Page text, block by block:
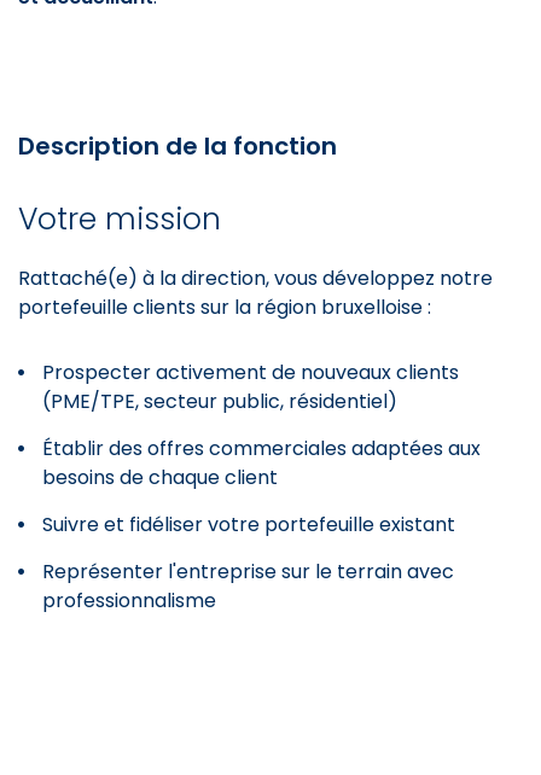
Description de la fonction
Votre mission
Rattaché(e) à la direction, vous développez notre
portefeuille clients sur la région bruxelloise :
Prospecter activement de nouveaux clients
(PME/TPE, secteur public, résidentiel)
Établir des offres commerciales adaptées aux
besoins de chaque client
Suivre et fidéliser votre portefeuille existant
Représenter l'entreprise sur le terrain avec
professionnalisme